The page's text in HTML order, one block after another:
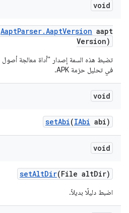
void
AaptParser.AaptVersion aapt
Version)
في تحليل حزمة APK.
void
setAbi(IAbi abi)
void
setAltDir(File altDir)
اضبط دليلًا بديلاً.